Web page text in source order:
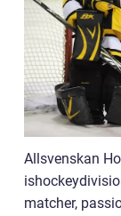
Allsvenskan
matcher,